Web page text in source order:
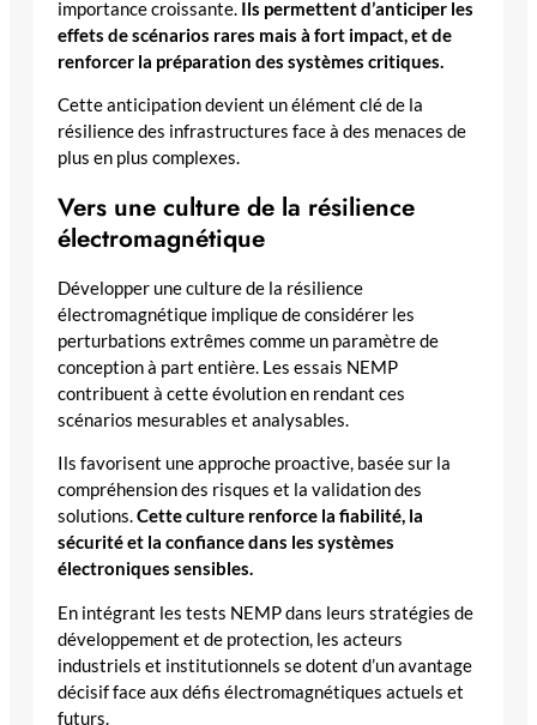
importance croissante. Ils permettent d’anticiper les
effets de scénarios rares mais à fort impact, et de
renforcer la préparation des systèmes critiques.
Cette anticipation devient un élément clé de la
résilience des infrastructures face à des menaces de
plus en plus complexes.
Vers une culture de la résilience
électromagnétique
Développer une culture de la résilience
électromagnétique implique de considérer les
perturbations extrêmes comme un paramètre de
conception à part entière. Les essais NEMP
contribuent à cette évolution en rendant ces
scénarios mesurables et analysables.
Ils favorisent une approche proactive, basée sur la
compréhension des risques et la validation des
solutions.Cette culture renforce la fiabilité, la
sécurité et la confiance dans les systèmes
électroniques sensibles.
En intégrant les tests NEMP dans leurs stratégies de
développement et de protection, les acteurs
industriels et institutionnels se dotent d’un avantage
décisif face aux défis électromagnétiques actuels et
futurs.